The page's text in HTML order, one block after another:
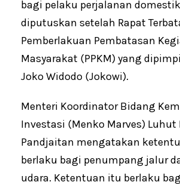
bagi pelaku perjalanan
diputuskan setelah Rapat
Pemberlakuan Pembatasan
Masyarakat (PPKM) yang
Joko Widodo (Jokowi).
Menteri Koordinator Bidang
Investasi (Menko Marves) Luhut
Pandjaitan mengatakan
berlaku bagi penumpang jalur
udara. Ketentuan itu berlaku